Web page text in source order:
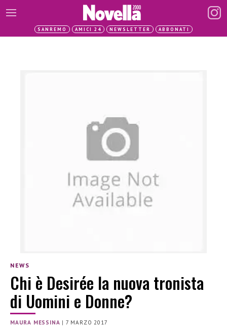
SANREMO AMICI 24 NEWSLETTER ABBONATI
NEWS
Chi è Desirée la nuova tronista
di Uomini e Donne?
MAURA MESSINA | 7 MARZO 2017